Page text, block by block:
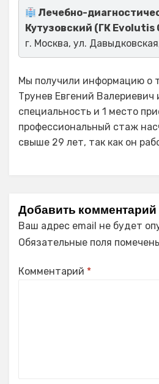
Лечебно-
Кутузовский (ГК Evolutis
г. Москва, ул.
Мы получили информацию о
Трунев Евгений Валериевич
специальность и 1 место
профессиональный стаж
свыше 29 лет, так как он
Добавить комментарий
Ваш адрес email не будет
Обязательные поля
Комментарий *